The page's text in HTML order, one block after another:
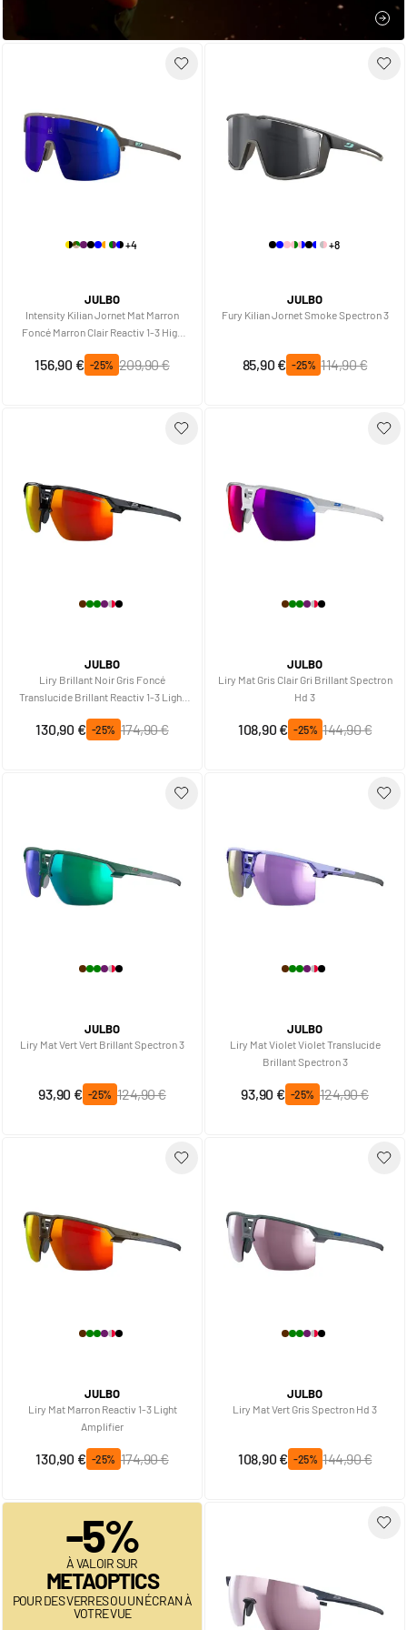
JE
+4
JULBO
Intensity Kilian Jornet Mat Marron
Foncé Marron Clair Reactiv 1-3 High
Prix spécial
156,90 € -25%
Prix normal
209,90 €
+8
JULBO
Fury Kilian Jornet Smoke Spectron 3
Prix spécial
85,90 € -25%
Prix normal
114,90 €
JULBO
Liry Brillant Noir Gris Foncé
Translucide Brillant Reactiv 1-3 Light
Prix spécial
130,90 € -25%
Prix normal
174,90 €
JULBO
Liry Mat Gris Clair Gri Brillant Spectron
Hd 3
Prix spécial
108,90 € -25%
Prix normal
144,90 €
JULBO
Liry Mat Vert Vert Brillant Spectron 3
Prix spécial
93,90 € -25%
Prix normal
124,90 €
JULBO
Liry Mat Violet Violet Translucide
Brillant Spectron 3
Prix spécial
93,90 € -25%
Prix normal
124,90 €
JULBO
Liry Mat Marron Reactiv 1-3 Light
Amplifier
Prix spécial
130,90 € -25%
Prix normal
174,90 €
JULBO
Liry Mat Vert Gris Spectron Hd 3
Prix spécial
108,90 € -25%
Prix normal
144,90 €
-5%
À VALOIR SUR
METAOPTICS
POUR DES VERRES OU UN ÉCRAN À
VOTRE VUE